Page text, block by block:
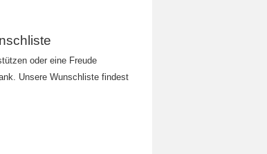
oder eine Freude
Unsere Wunschliste findest